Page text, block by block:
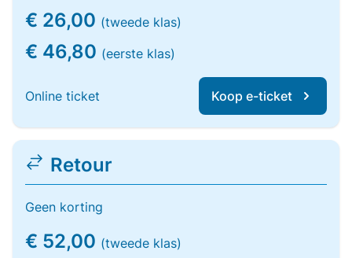
€ 26,00 (tweede klas)
€ 46,80 (eerste klas)
Online ticket Koop e-ticket
Retour
Geen korting
€ 52,00 (tweede klas)